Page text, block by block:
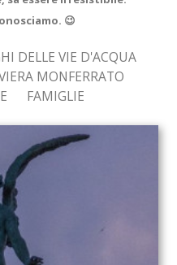
😉
DELLE VIE D'ACQUA
MONFERRATO
FAMIGLIE